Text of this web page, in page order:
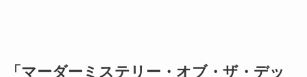
「マーダーミステリー・オブ・ザ・デッ